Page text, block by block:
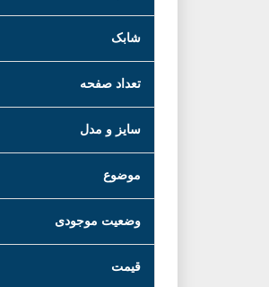
شابک
تعداد صفحه
سایز و مدل
موضوع
وضعیت موجودی
قیمت